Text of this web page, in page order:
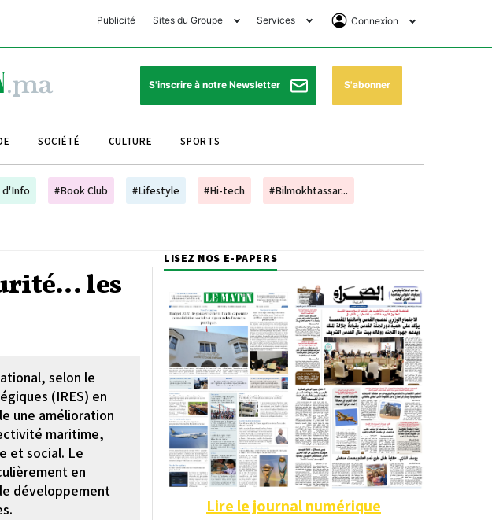
Publicité Sites du Groupe
Club Avantages
Le Matin Sports
Le Matin Store
Le Matin Annonces
Morocco Today Forum
Bookclub
Services
Horaires de prières
Pharmacies de garde
Programme TV
Cinéma
Connexion
Se Connecter
Abonnement
S'inscrire à notre Newsletter S'abonner
SOCIÉTÉ CULTURE SPORTS
d'Info #Book Club #Lifestyle #Hi-tech #Bilmokhtassar...
les
selon le
(IRES) en
une amélioration
maritime,
et social. Le
en
développement
LISEZ NOS E-PAPERS
Lire le journal numérique